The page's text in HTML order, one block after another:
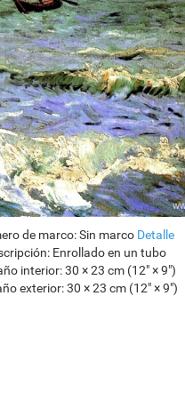
de marco: Sin marco Detalle
Enrollado en un tubo
interior: 30 × 23 cm (12" × 9")
exterior: 30 × 23 cm (12" × 9")